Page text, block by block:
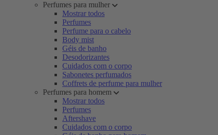
Perfumes para mulher
Mostrar todos
Perfumes
Perfume para o cabelo
Body mist
Géis de banho
Desodorizantes
Cuidados com o corpo
Sabonetes perfumados
Coffrets de perfume para mulher
Perfumes para homem
Mostrar todos
Perfumes
Aftershave
Cuidados com o corpo